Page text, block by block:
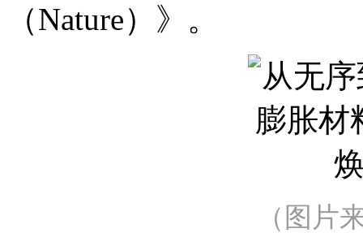
（Nature）》。
（图片